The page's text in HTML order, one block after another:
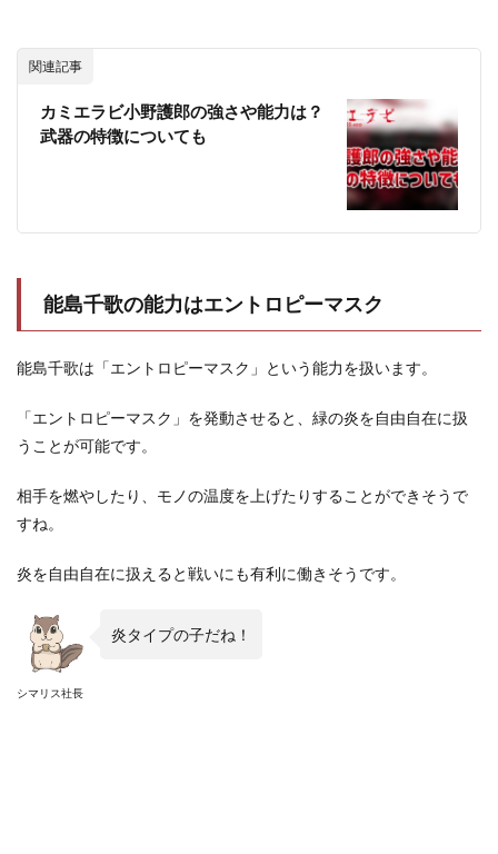
関連記事
カミエラビ小野護郎の強さや能力は？
武器の特徴についても
能島千歌の能力はエントロピーマスク
能島千歌は「エントロピーマスク」という能力を扱います。
「エントロピーマスク」を発動させると、緑の炎を自由自在に扱
うことが可能です。
相手を燃やしたり、モノの温度を上げたりすることができそうで
すね。
炎を自由自在に扱えると戦いにも有利に働きそうです。
シマリス社長
炎タイプの子だね！